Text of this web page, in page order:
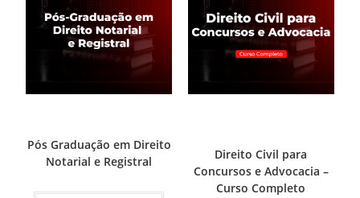
Pós Graduação em Direito
Notarial e Registral
Direito Civil para
Concursos e Advocacia –
Curso Completo